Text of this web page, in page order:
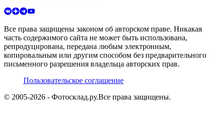
Все права защищены законом об авторском праве. Никакая
часть содержимого сайта не может быть использована,
репродуцирована, передана любым электронным,
копировальным или другим способом без предварительного
письменного разрешения владельца авторских прав.
Пользовательское соглашение
© 2005-2026 - Фотосклад.ру.Все права защищены.